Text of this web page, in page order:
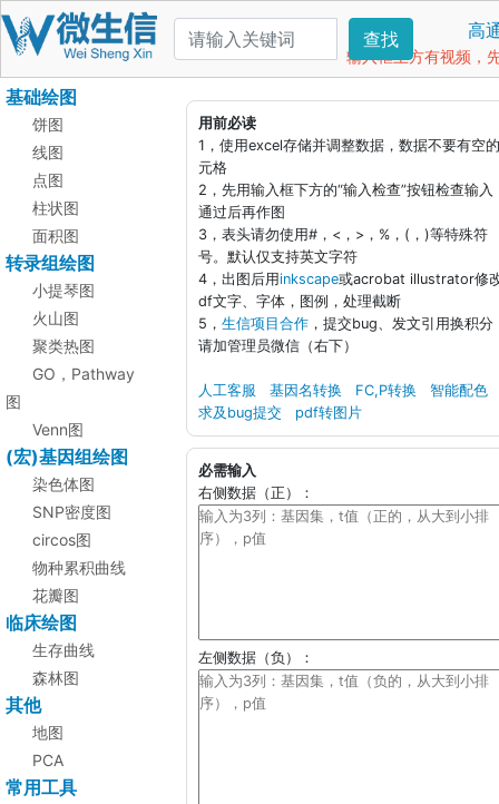
查找 高
输入框上方有视频，
基础绘图
饼图
线图
点图
柱状图
面积图
转录组绘图
小提琴图
火山图
聚类热图
GO，Pathway
图
Venn图
(宏)基因组绘图
染色体图
SNP密度图
circos图
物种累积曲线
花瓣图
临床绘图
生存曲线
森林图
其他
地图
PCA
常用工具
用前必读
1，使用excel存储并调整数据，数据不要有空
元格
2，先用输入框下方的“输入检查”按钮检查输入
通过后再作图
3，表头请勿使用#，<，>，%，(，)等特殊符
号。默认仅支持英文字符
4，出图后用inkscape或acrobat illustrator修
df文字、字体，图例，处理截断
5， 生信项目合作 ，提交bug、发文引用换积分
请加管理员微信（右下）
人工客服 基因名转换 FC,P转换
智能配色
求及bug提交
pdf转图片
必需输入
右侧数据（正）：
左侧数据（负）：